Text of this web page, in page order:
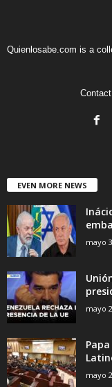
Quienlosabe.com is a
EVEN MORE NEWS
mayo
mayo
mayo